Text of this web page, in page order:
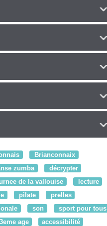
Brianconnaix
zumba
décrypter
de la vallouise
lecture
pilate
prelles
son
sport pour tous
3eme age
accessibilité